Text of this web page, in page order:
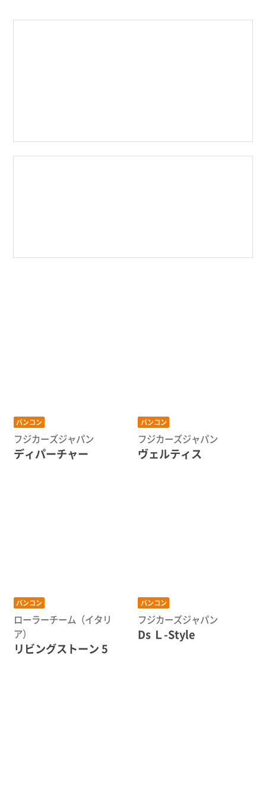
バンコン
フジカーズジャパン
ディパーチャー
バンコン
フジカーズジャパン
ヴェルティス
バンコン
ローラーチーム（イタリ
ア）
リビングストーン 5
バンコン
フジカーズジャパン
Ds Ｌ-Style